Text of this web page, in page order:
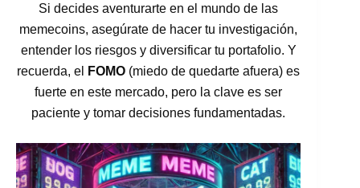
Si decides aventurarte en el mundo de las
memecoins, asegúrate de hacer tu investigación,
entender los riesgos y diversificar tu portafolio. Y
recuerda, el
FOMO (miedo de quedarte afuera) es
fuerte en este mercado, pero la clave es ser
paciente y tomar decisiones fundamentadas.